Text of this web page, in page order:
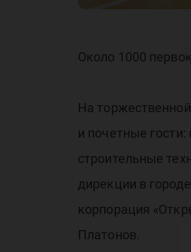
Около 1000
На
и почетные
строительные
дирекции в
корпорация
Платонов.